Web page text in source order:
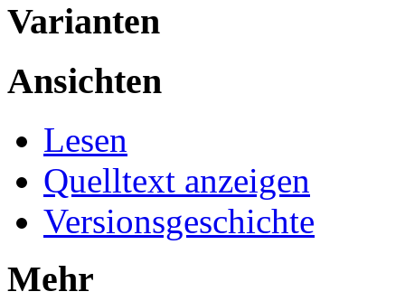
Varianten
Ansichten
Lesen
Quelltext anzeigen
Versionsgeschichte
Mehr